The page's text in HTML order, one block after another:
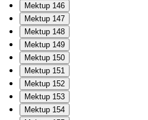
Mektup 146
Mektup 147
Mektup 148
Mektup 149
Mektup 150
Mektup 151
Mektup 152
Mektup 153
Mektup 154